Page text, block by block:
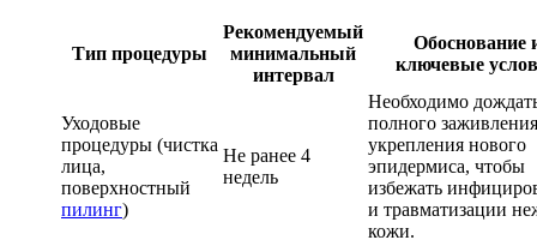
Тип процедуры
Рекомендуемый
минимальный
интервал
Обоснование
ключевые
Уходовые
процедуры (чистка
лица,
поверхностный
пилинг)
Не ранее 4
недель
Необходимо
полного
укрепления нового
эпидермиса, чтобы
избежать
и травматизации
кожи.